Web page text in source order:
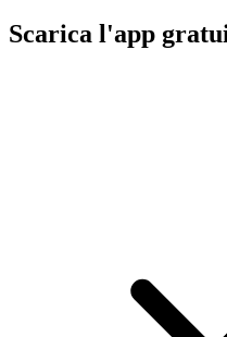
Scarica l'app